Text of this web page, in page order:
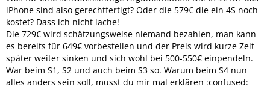
Beim iPhone 4 und 4S ist aber ein Upgrade auf das iPhone 5
relativ guenstig, weil die aelteren Geraete relativ wertstabil
sind.
In Konkurrenz zum iPhone haette man fuer das S4 nicht
mehr als 599 Euro UVP und so 500 Euro Strassenpreis bei
Markteinfuehrung ansetzen duerfen.
iPhone sind also gerechtfertigt? Oder die 579€ die ein 4S noch
kostet? Dass ich nicht lache!
Die 729€ wird schätzungsweise niemand bezahlen, man kann
es bereits für 649€ vorbestellen und der Preis wird kurze Zeit
später weiter sinken und sich wohl bei 500-550€ einpendeln.
War beim S1, S2 und auch beim S3 so. Warum beim S4 nun
alles anders sein soll, musst du mir mal erklären :confused: